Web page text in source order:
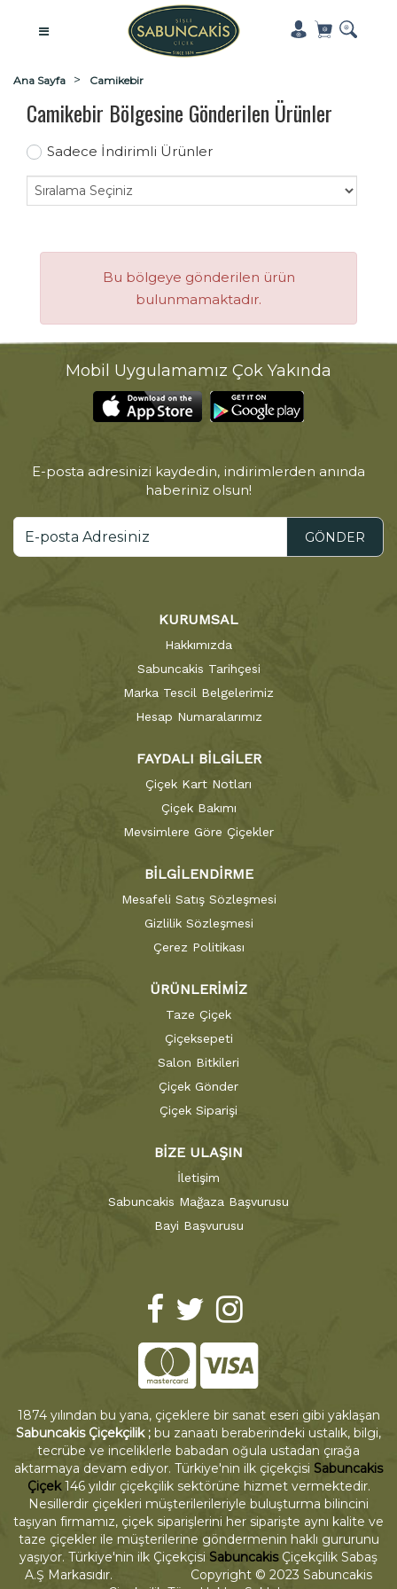
Ana Sayfa Camikebir
Camikebir Bölgesine Gönderilen Ürünler
Sadece İndirimli Ürünler
Bu bölgeye gönderilen ürün
bulunmamaktadır.
Mobil Uygulamamız Çok Yakında
E-posta adresinizi kaydedin, indirimlerden anında
haberiniz olsun!
GÖNDER
KURUMSAL
Hakkımızda
Sabuncakis Tarihçesi
Marka Tescil Belgelerimiz
Hesap Numaralarımız
FAYDALI BİLGİLER
Çiçek Kart Notları
Çiçek Bakımı
Mevsimlere Göre Çiçekler
BİLGİLENDİRME
Mesafeli Satış Sözleşmesi
Gizlilik Sözleşmesi
Çerez Politikası
ÜRÜNLERİMİZ
Taze Çiçek
Çiçeksepeti
Salon Bitkileri
Çiçek Gönder
Çiçek Siparişi
BİZE ULAŞIN
İletişim
Sabuncakis Mağaza Başvurusu
Bayi Başvurusu
1874 yılından bu yana, çiçeklere bir sanat eseri gibi yaklaşan
Sabuncakis Çiçekçilik ; bu zanaatı beraberindeki ustalık, bilgi,
tecrübe ve inceliklerle babadan oğula ustadan çırağa
aktarmaya devam ediyor. Türkiye'nin ilk çiçekçisi Sabuncakis
Çiçek146 yıldır çiçekçilik sektörüne hizmet vermektedir.
Nesillerdir çiçekleri müşterilerileriyle buluşturma bilincini
taşıyan firmamız, çiçek siparişlerini her siparişte aynı kalite ve
taze çiçekler ile müşterilerine göndermenin haklı gururunu
yaşıyor. Türkiye'nin ilk Çiçekçisi SabuncakisÇiçekçilik Sabaş
A.Ş Markasıdır. Copyright © 2023 Sabuncakis